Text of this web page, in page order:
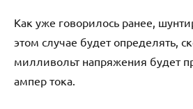
Как уже говорилось ранее,
этом случае будет определять,
милливольт напряжения будет
ампер тока.